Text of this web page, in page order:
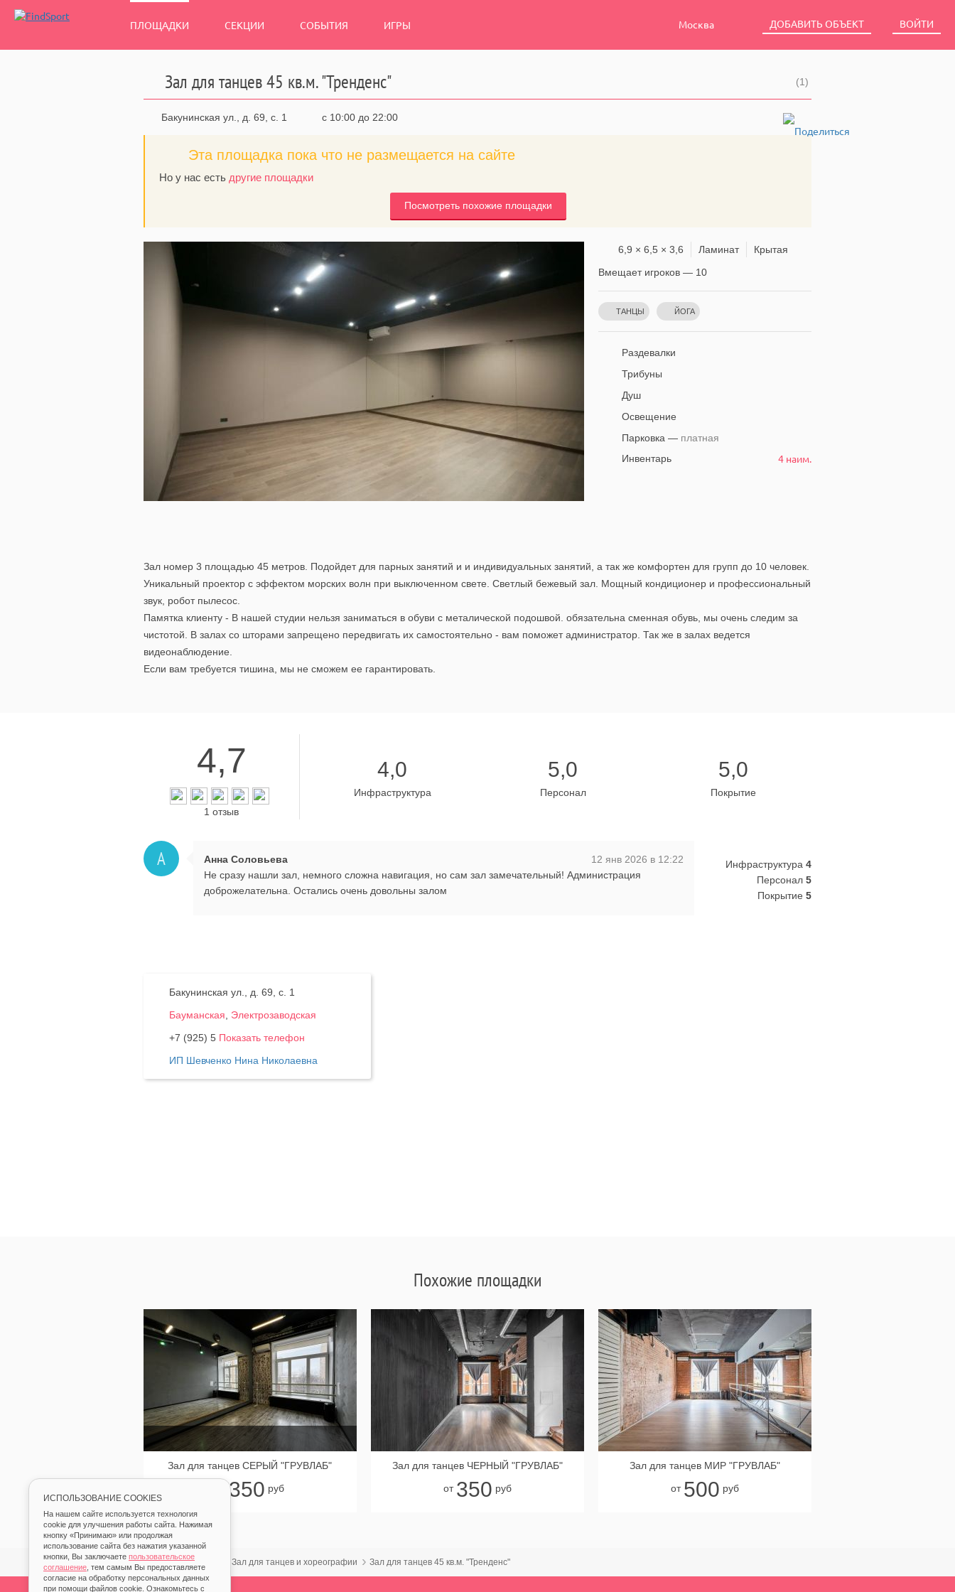
ИСПОЛЬЗОВАНИЕ COOKIES
На нашем сайте используется технология
cookie для улучшения работы сайта. Нажимая
кнопку «Принимаю» или продолжая
использование сайта без нажатия указанной
кнопки, Вы заключаете пользовательское
соглашение , тем самым Вы предоставляете
согласие на обработку персональных данных
при помощи файлов cookie. Ознакомьтесь с
ПЛОЩАДКИ СЕКЦИИ СОБЫТИЯ ИГРЫ Москва ДОБАВИТЬ ОБЪЕКТ ВОЙТИ
Зал для танцев 45 кв.м. "Тренденс" (1)
Бакунинская ул., д. 69, с. 1 с 10:00 до 22:00
Эта площадка пока что не размещается на сайте
Но у нас есть другие площадки
Посмотреть похожие площадки
6,9 × 6,5 × 3,6 Ламинат
Крытая
Вмещает игроков — 10
ТАНЦЫ ЙОГА
Раздевалки
Трибуны
Душ
Освещение
Парковка — платная
Инвентарь
4 наим.
Зал номер 3 площадью 45 метров. Подойдет для парных занятий и и индивидуальных занятий, а так же комфортен для групп до 10 человек.
Уникальный проектор с эффектом морских волн при выключенном свете. Светлый бежевый зал. Мощный кондиционер и профессиональный
звук, робот пылесос.
Памятка клиенту - В нашей студии нельзя заниматься в обуви с металической подошвой. обязательна сменная обувь, мы очень следим за
чистотой. В залах со шторами запрещено передвигать их самостоятельно - вам поможет администратор. Так же в залах ведется
видеонаблюдение.
Если вам требуется тишина, мы не сможем ее гарантировать.
4,7
1 отзыв
4,0
Инфраструктура
5,0
Персонал
5,0
Покрытие
А Анна Соловьева
12 янв 2026 в 12:22
Не сразу нашли зал, немного сложна навигация, но сам зал замечательный! Администрация
доброжелательна. Остались очень довольны залом
Инфраструктура 4
Персонал 5
Покрытие 5
Бакунинская ул., д. 69, с. 1
Бауманская, Электрозаводская
+7 (925) 5 Показать телефон
ИП Шевченко Нина Николаевна
Похожие площадки
Зал для танцев СЕРЫЙ "ГРУВЛАБ"
350 руб
Зал для танцев ЧЕРНЫЙ "ГРУВЛАБ"
от 350 руб
Зал для танцев МИР "ГРУВЛАБ"
от 500 руб
Главная Аренда Зал для танцев и хореографии Зал для танцев 45 кв.м. "Тренденс"